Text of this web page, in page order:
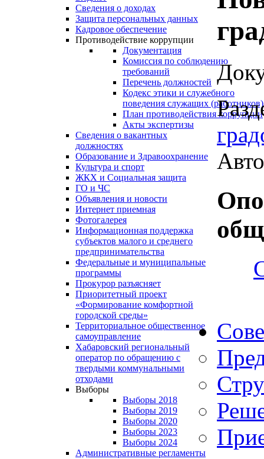
Сведения о доходах
Защита персональных данных
Кадровое обеспечение
Противодействие коррупции
Документация
Комиссия по соблюдению
требований
Перечень должностей
Кодекс этики и служебного
поведения служащих (работников)
План противодействия коррупции
Акты экспертизы
Сведения о вакантных
должностях
Образование и Здравоохранение
Культура и спорт
ЖКХ и Социальная защита
ГО и ЧС
Объявления и новости
Интернет приемная
Фотогалерея
Информационная поддержка
субъектов малого и среднего
предпринимательства
Федеральные и муниципальные
программы
Прокурор разъясняет
Приоритетный проект
«Формирование комфортной
городской среды»
Территориальное общественное
самоуправление
Хабаровский региональный
оператор по обращению с
твердыми коммунальными
отходами
Выборы
Выборы 2018
Выборы 2019
Выборы 2020
Выборы 2023
Выборы 2024
Административные регламенты